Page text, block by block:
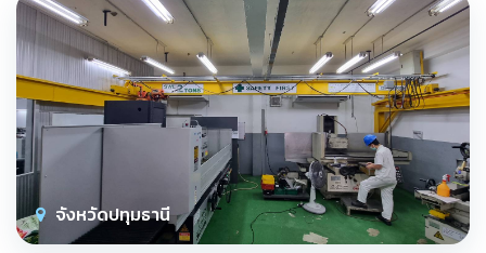
จังหวัดปทุมธานี